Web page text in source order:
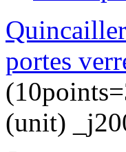
portes
(unit)